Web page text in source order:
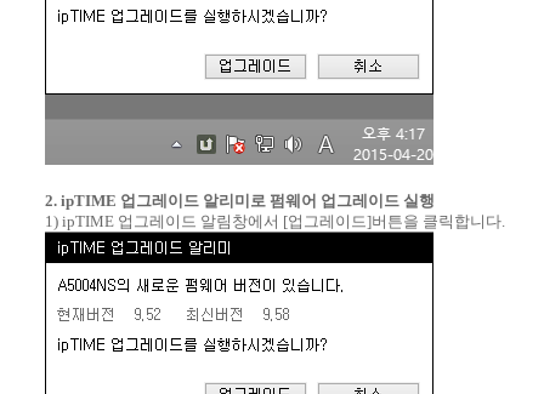
2. ipTIME 업그레이드 알리미로 펌웨어 업그레이드 실행
1) ipTIME 업그레이드 알림창에서 [업그레이드]버튼을 클릭합니다.